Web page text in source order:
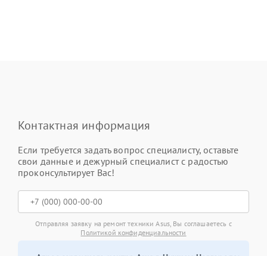
Контактная информация
Если требуется задать вопрос специалисту, оставьте
свои данные и дежурный специалист с радостью
проконсультирует Вас!
Отправляя заявку на ремонт техники Asus, Вы соглашаетесь с
Политикой конфиденциальности